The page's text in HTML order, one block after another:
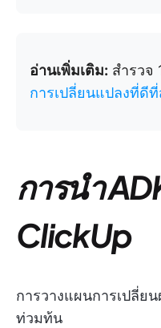
อ่านเพิ่มเติม: สำรวจ
การเปลี่ยนแปลงที่ดี
การนำ
ClickUp
การวางแผนการเปลี่ย
ท่วมท้น